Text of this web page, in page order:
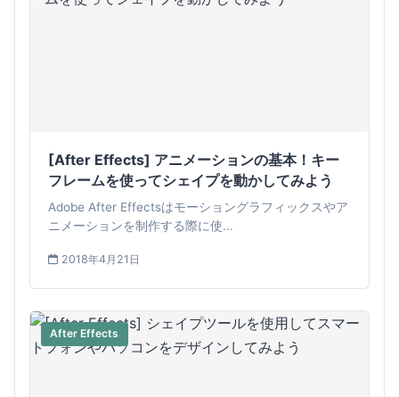
[After Effects] アニメーションの基本！キー
フレームを使ってシェイプを動かしてみよう
Adobe After Effectsはモーショングラフィックスやア
ニメーションを制作する際に使...
2018年4月21日
After Effects